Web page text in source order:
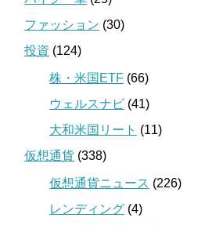
ファッション (30)
投資 (124)
株・米国ETF (66)
ウェルスナビ (41)
大和米国リート (11)
仮想通貨 (338)
仮想通貨ニュース (226)
レンディング (4)